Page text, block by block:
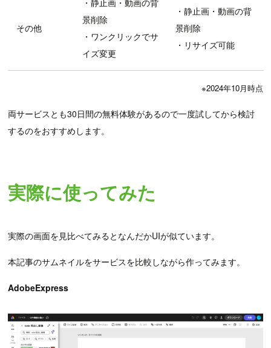
その他
・静止画・動画の背
景削除
・ワンクリックでサ
イズ変更
・静止画・動画の背
景削除
・リサイズ可能
※2024年10月時点
両サービスとも30日間の無料体験があるので一度試してから検討
するのをおすすめします。
実際に使ってみた
実際の画面を見比べてみるとなんだかUIが似ています。
本記事のサムネイルをサービスを比較しながら作ってみます。
AdobeExpress